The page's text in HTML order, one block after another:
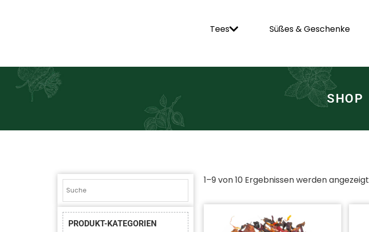
Tees Süßes & Geschenke
SHOP
PRODUKT-KATEGORIEN
1–9 von 10 Ergebnissen werden angezeigt